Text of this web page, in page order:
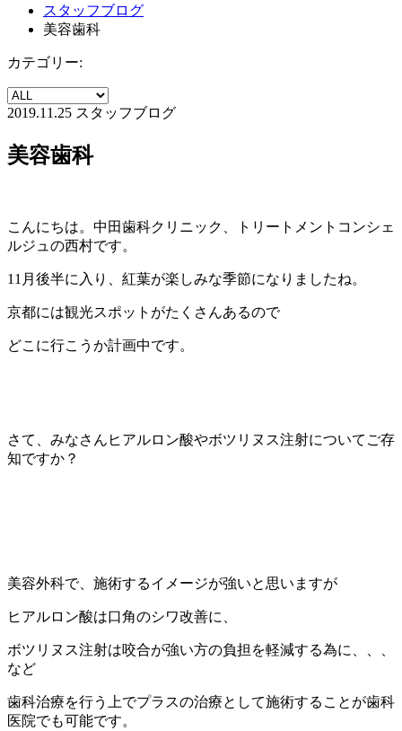
スタッフブログ
美容歯科
カテゴリー:
2019.11.25 スタッフブログ
美容歯科
こんにちは。中田歯科クリニック、トリートメントコンシェ
ルジュの西村です。
11月後半に入り、紅葉が楽しみな季節になりましたね。
京都には観光スポットがたくさんあるので
どこに行こうか計画中です。
さて、みなさんヒアルロン酸やボツリヌス注射についてご存
知ですか？
美容外科で、施術するイメージが強いと思いますが
ヒアルロン酸は口角のシワ改善に、
ボツリヌス注射は咬合が強い方の負担を軽減する為に、、、
など
歯科治療を行う上でプラスの治療として施術することが歯科
医院でも可能です。